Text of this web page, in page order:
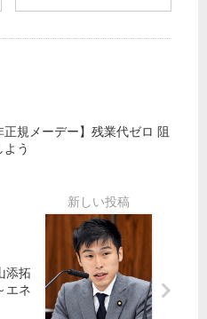
を
支
英
語
ン
立
高
活
用
正規メーデー】残業代ゼロ 阻
よう
添拓
エネ